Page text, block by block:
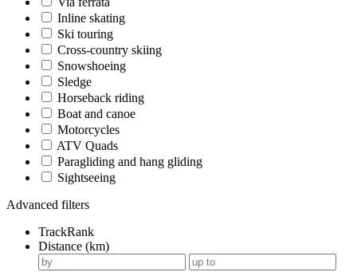
Inline skating
Ski touring
Cross-country skiing
Snowshoeing
Sledge
Horseback riding
Boat and canoe
Motorcycles
ATV Quads
Paragliding and hang gliding
Sightseeing
Advanced filters
TrackRank
Distance (km)